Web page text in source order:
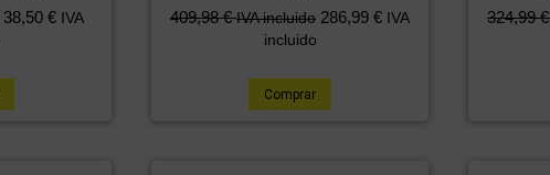
38,50 € IVA
409,98€ IVA incluido 286,99 € IVA
incluido
Comprar
324,99€